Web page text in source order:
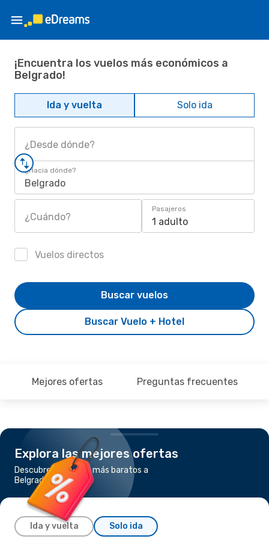
¡Encuentra los vuelos más económicos a
Belgrado!
Ida y vuelta Solo ida
¿Desde dónde?
¿Hacia dónde?
Belgrado
¿Cuándo?
Pasajeros
1 adulto
Vuelos directos
Buscar Vuelo + Hotel
Buscar vuelos
Mejores ofertas Preguntas frecuentes
Explora las mejores ofertas
Descubre los vuelos más baratos a
Belgrado
Ida y vuelta Solo ida